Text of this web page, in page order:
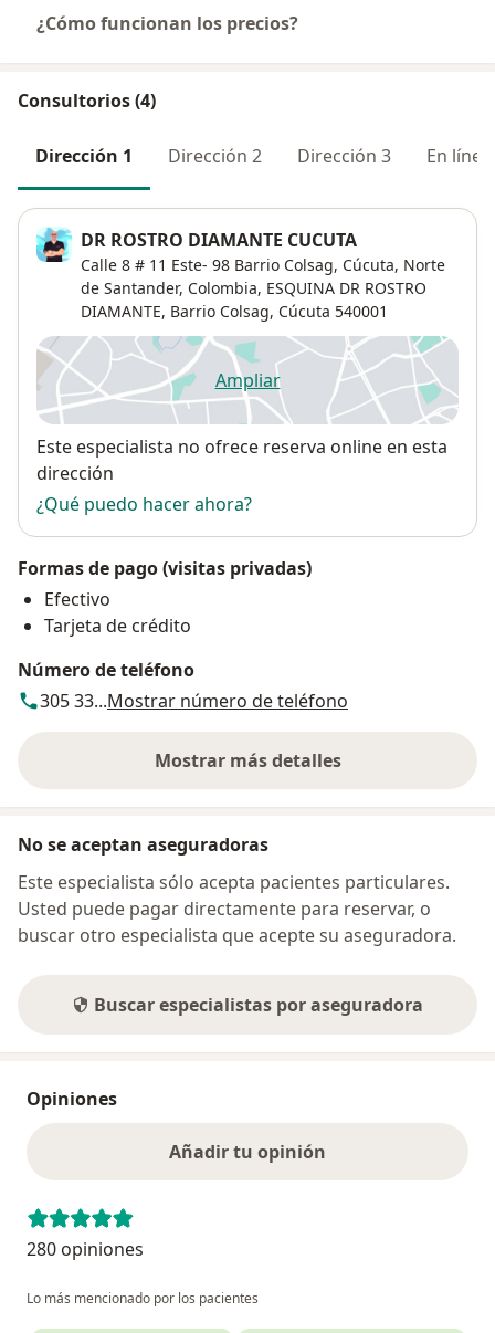
¿Cómo funcionan los precios?
Consultorios (4)
Dirección 1 Dirección 2 Dirección 3 En línea
DR ROSTRO DIAMANTE CUCUTA
Calle 8 # 11 Este- 98 Barrio Colsag, Cúcuta, Norte
de Santander, Colombia, ESQUINA DR ROSTRO
DIAMANTE, Barrio Colsag, Cúcuta 540001
Ampliarse abre en una nueva
Disponibilidad
Este especialista no ofrece reserva online en esta
dirección
¿Qué puedo hacer ahora?
Formas de pago (visitas privadas)
Efectivo
Tarjeta de crédito
Número de teléfono
305 33...Mostrar número de teléfono
Mostrar más detalles
sobre la dirección
No se aceptan aseguradoras
Este especialista sólo acepta pacientes particulares.
Usted puede pagar directamente para reservar, o
buscar otro especialista que acepte su aseguradora.
Buscar especialistas por aseguradora
Opiniones
Añadir tu opinión
280 opiniones
Lo más mencionado por los pacientes